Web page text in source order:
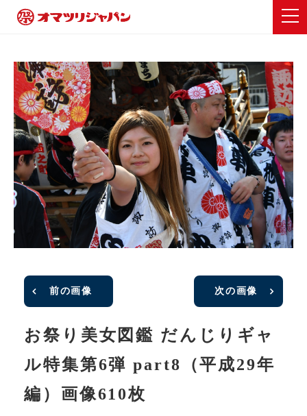
前の画像 次の画像
お祭り美女図鑑 だんじりギャ
ル特集第6弾 part8（平成29年
編）画像610枚